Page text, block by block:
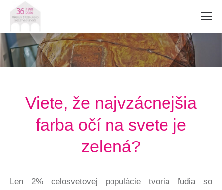
Viete, že najvzácnejšia
farba očí na svete je
zelená?
Len 2% celosvetovej populácie tvoria ľudia so